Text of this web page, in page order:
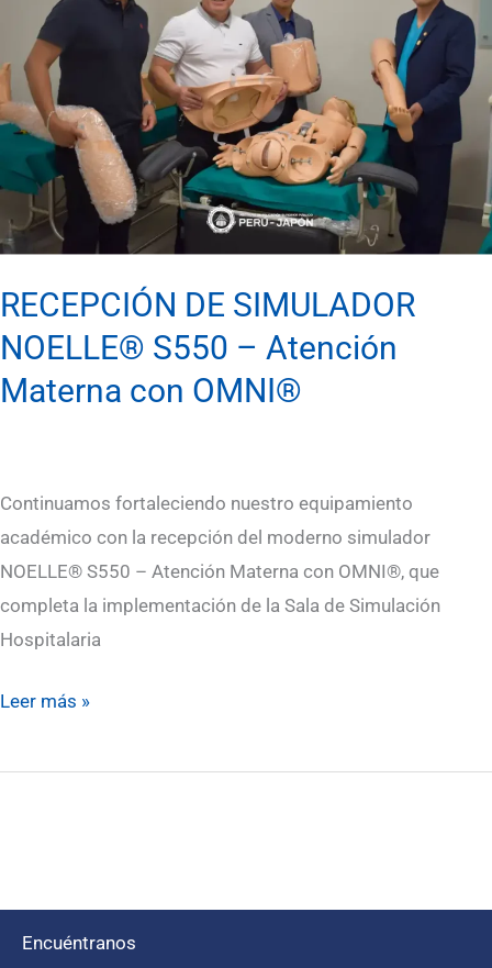
RECEPCIÓN DE SIMULADOR
NOELLE® S550 – Atención
Materna con OMNI®
Continuamos fortaleciendo nuestro equipamiento
académico con la recepción del moderno simulador
NOELLE® S550 – Atención Materna con OMNI®, que
completa la implementación de la Sala de Simulación
Hospitalaria
NOELLE®
S550
Atención
Materna
con
OMNI®
Leer más »
Encuéntranos